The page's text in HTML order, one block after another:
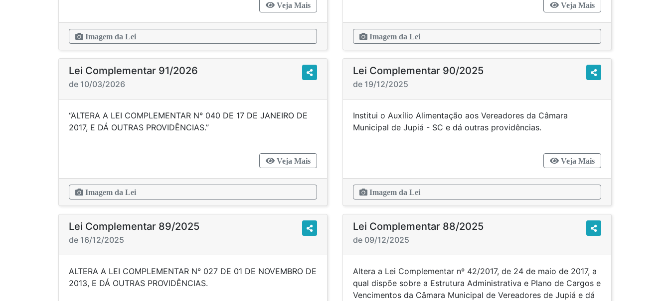
Veja Mais
Imagem da Lei
Veja Mais
Imagem da Lei
Lei Complementar 91/2026
de 10/03/2026
“ALTERA A LEI COMPLEMENTAR N° 040 DE 17 DE JANEIRO DE
2017, E DÁ OUTRAS PROVIDÊNCIAS.”
Veja Mais
Imagem da Lei
Lei Complementar 90/2025
de 19/12/2025
Institui o Auxílio Alimentação aos Vereadores da Câmara
Municipal de Jupiá - SC e dá outras providências.
Veja Mais
Imagem da Lei
Lei Complementar 89/2025
de 16/12/2025
ALTERA A LEI COMPLEMENTAR N° 027 DE 01 DE NOVEMBRO DE
2013, E DÁ OUTRAS PROVIDÊNCIAS.
Lei Complementar 88/2025
de 09/12/2025
Altera a Lei Complementar nº 42/2017, de 24 de maio de 2017, a
qual dispõe sobre a Estrutura Administrativa e Plano de Cargos e
Vencimentos da Câmara Municipal de Vereadores de Jupiá e dá